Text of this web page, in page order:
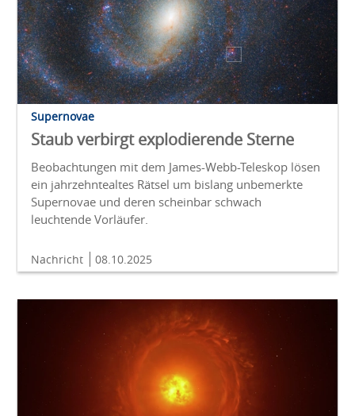
Supernovae
Staub verbirgt explodierende Sterne
Beobachtungen mit dem James-Webb-Teleskop lösen
ein jahrzehntealtes Rätsel um bislang unbemerkte
Supernovae und deren scheinbar schwach
leuchtende Vorläufer.
Nachricht 08.10.2025